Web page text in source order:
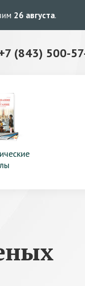
26 августа.
(843) 500-